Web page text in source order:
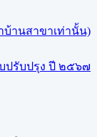
านสาขาเท่านั้น)
ปรับปรุง ปี ๒๕๖๗